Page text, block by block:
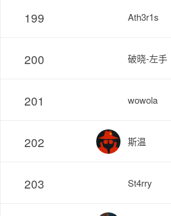
199 Ath3r1s
200 破晓-左手
201 wowola
202 斯温
203 St4rry